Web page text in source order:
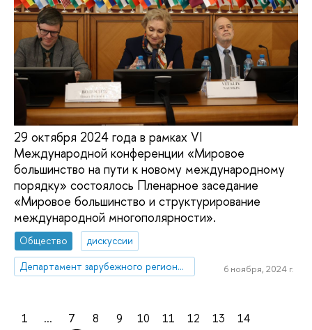
29 октября 2024 года в рамках VI
Международной конференции «Мировое
большинство на пути к новому международному
порядку» состоялось Пленарное заседание
«Мировое большинство и структурирование
международной многополярности».
Общество
дискуссии
Департамент зарубежного регионоведения
6 ноября, 2024 г.
1 ... 7 8 9 10 11 12 13
14